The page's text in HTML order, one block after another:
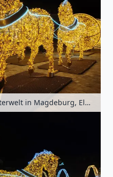
Lichtskulpturen auf der Lichterwelt in Magdeburg, Elbe-Börde-Heide, Sachsen-Anhalt, Deutschland